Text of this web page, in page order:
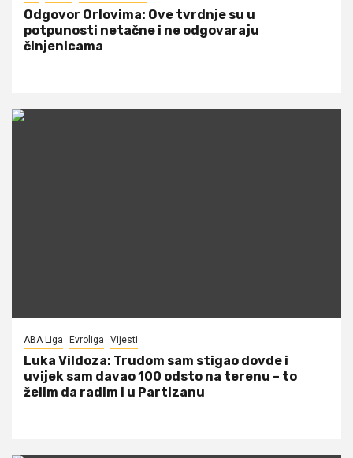
Odgovor Orlovima: ​Ove tvrdnje su u
potpunosti netačne i ne odgovaraju
činjenicama
ABA Liga Evroliga Vijesti
Luka Vildoza: Trudom sam stigao dovde i
uvijek sam davao 100 odsto na terenu – to
želim da radim i u Partizanu